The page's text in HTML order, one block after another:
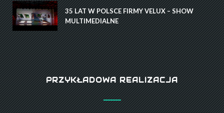
35 LAT W POLSCE FIRMY VELUX – SHOW
MULTIMEDIALNE
PRZYKŁADOWA REALIZACJA